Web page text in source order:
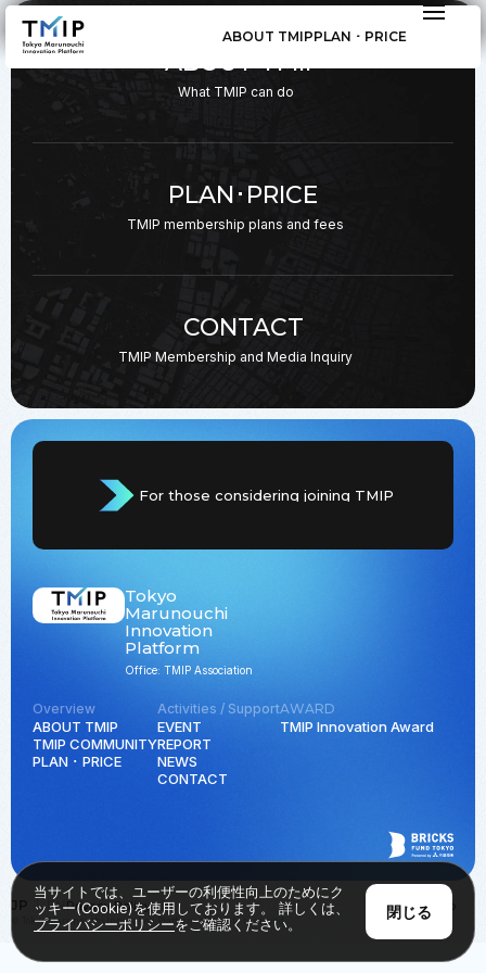
ABOUT TMIPPLAN ･ PRICE
ABOUT TMIP
What TMIP can do
PLAN･PRICE
TMIP membership plans and fees
CONTACT
TMIP Membership and Media Inquiry
For those considering joining TMIP
Tokyo
Marunouchi
Innovation
Platform
Office: TMIP Association
Overview
ABOUT TMIP
TMIP COMMUNITY
PLAN ･ PRICE
Activities / Support
EVENT
REPORT
NEWS
CONTACT
AWARD
TMIP Innovation Award
JP ENPrivacy Policy
© Tokyo Marunouchi Innovation Platform all rights reserved.
Back to Top
当サイトでは、ユーザーの利便性向上のためにク
ッキー(Cookie)を使用しております。 詳しくは、
プライバシーポリシーをご確認ください。
閉じる